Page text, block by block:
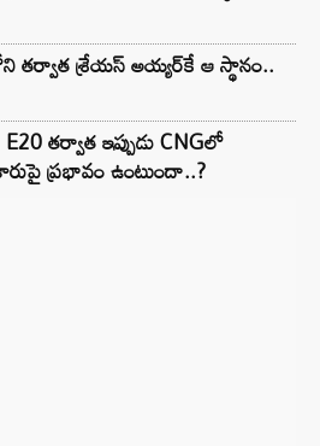
తర్వాత శ్రేయస్ అయ్యర్‌కే ఆ స్థానం..
తర్వాత ఇప్పుడు CNGలో
ప్రభావం ఉంటుందా..?